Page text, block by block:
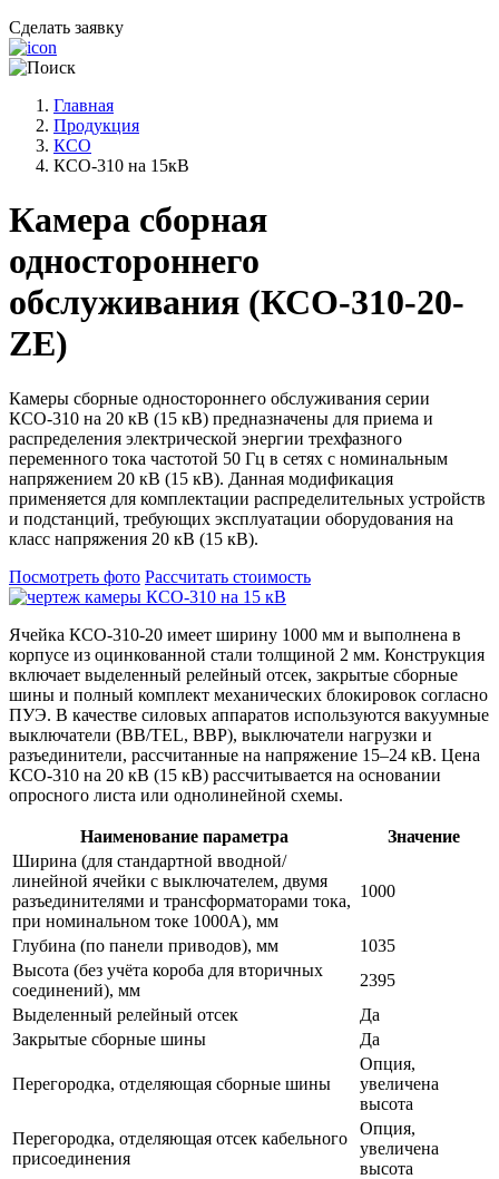
Сделать заявку
Главная
Продукция
КСО
КСО-310 на 15кВ
Камера сборная
одностороннего
обслуживания (КСО-310-20-
ZE)
Камеры сборные одностороннего обслуживания серии
КСО-310 на 20 кВ (15 кВ) предназначены для приема и
распределения электрической энергии трехфазного
переменного тока частотой 50 Гц в сетях с номинальным
напряжением 20 кВ (15 кВ). Данная модификация
применяется для комплектации распределительных устройств
и подстанций, требующих эксплуатации оборудования на
класс напряжения 20 кВ (15 кВ).
Посмотреть фото Рассчитать стоимость
Ячейка КСО-310-20 имеет ширину 1000 мм и выполнена в
корпусе из оцинкованной стали толщиной 2 мм. Конструкция
включает выделенный релейный отсек, закрытые сборные
шины и полный комплект механических блокировок согласно
ПУЭ. В качестве силовых аппаратов используются вакуумные
выключатели (BB/TEL, ВВР), выключатели нагрузки и
разъединители, рассчитанные на напряжение 15–24 кВ. Цена
КСО-310 на 20 кВ (15 кВ) рассчитывается на основании
опросного листа или однолинейной схемы.
Наименование параметра
Значение
Ширина (для стандартной вводной/
линейной ячейки с выключателем, двумя
разъединителями и трансформаторами тока,
при номинальном токе 1000А), мм
1000
Глубина (по панели приводов), мм
1035
Высота (без учёта короба для вторичных
соединений), мм
2395
Выделенный релейный отсек
Да
Закрытые сборные шины
Да
Перегородка, отделяющая сборные шины
Опция,
увеличена
высота
Перегородка, отделяющая отсек кабельного
присоединения
Опция,
увеличена
высота